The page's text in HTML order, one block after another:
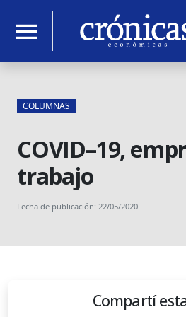
menu
COLUMNAS
COVID–19,
trabajo
Fecha de publicación: 22/05/2020
Compartí